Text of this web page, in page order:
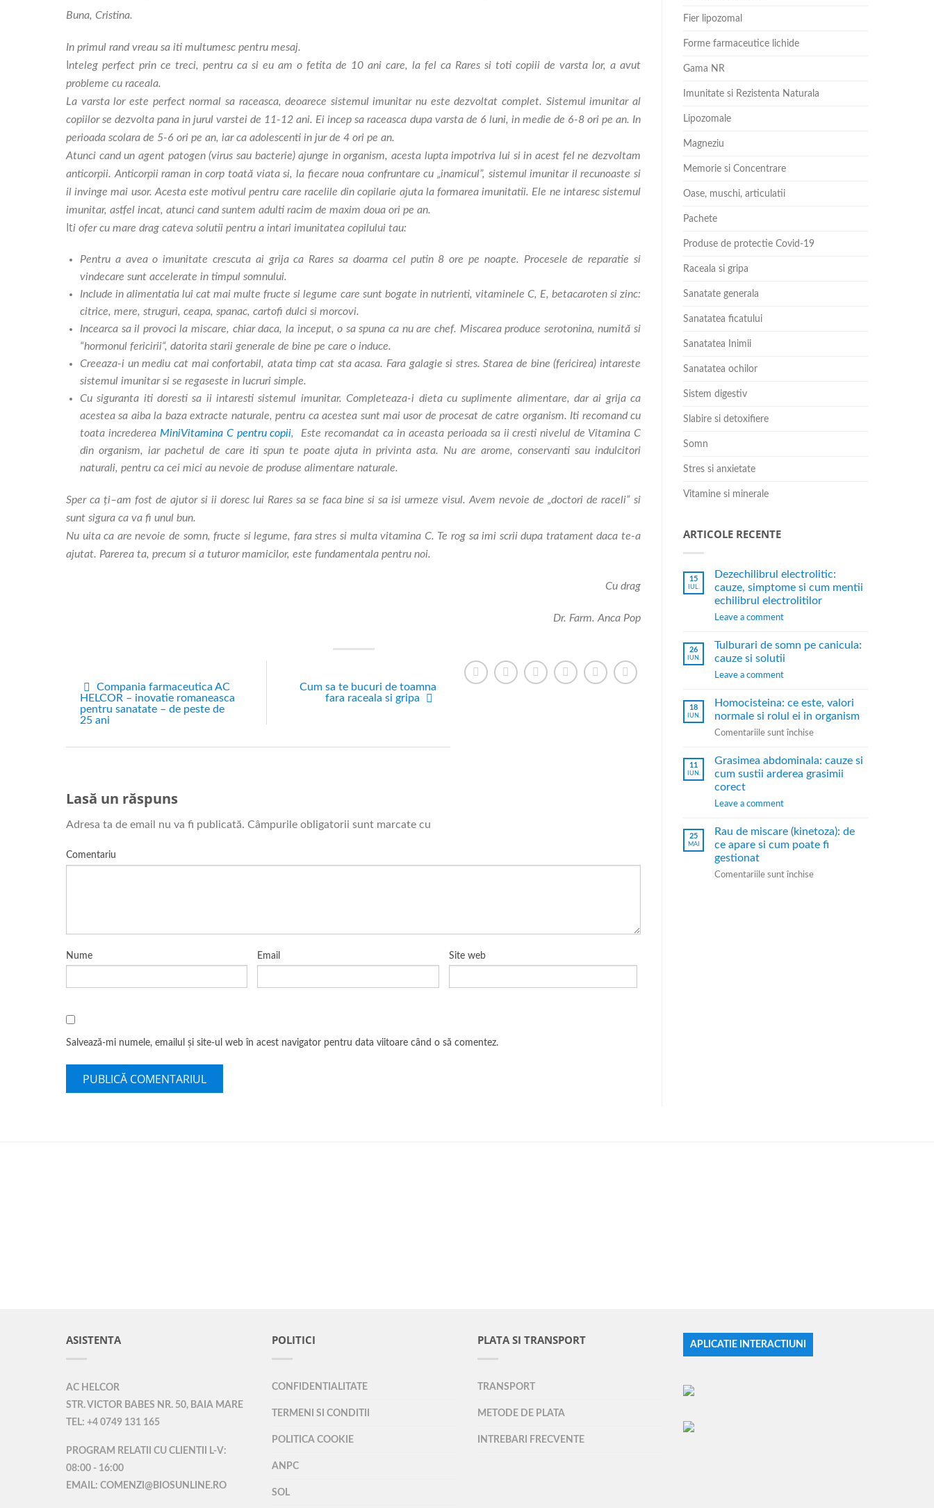
Buna, Cristina.
In primul rand vreau sa iti multumesc pentru mesaj.
Inteleg perfect prin ce treci, pentru ca si eu am o fetita de 10 ani care, la fel ca Rares si toti copiii de varsta lor, a avut
probleme cu raceala.
La varsta lor este perfect normal sa raceasca, deoarece sistemul imunitar nu este dezvoltat complet. Sistemul imunitar al
copiilor se dezvolta pana in jurul varstei de 11-12 ani. Ei incep sa raceasca dupa varsta de 6 luni, in medie de 6-8 ori pe an. In
perioada scolara de 5-6 ori pe an, iar ca adolescenti in jur de 4 ori pe an.
Atunci cand un agent patogen (virus sau bacterie) ajunge in organism, acesta lupta impotriva lui si in acest fel ne dezvoltam
anticorpii. Anticorpii raman in corp toată viata si, la fiecare noua confruntare cu „inamicul”, sistemul imunitar il recunoaste si
il invinge mai usor. Acesta este motivul pentru care racelile din copilarie ajuta la formarea imunitatii. Ele ne intaresc sistemul
imunitar, astfel incat, atunci cand suntem adulti racim de maxim doua ori pe an.
Iti ofer cu mare drag cateva solutii pentru a intari imunitatea copilului tau:
Pentru a avea o imunitate crescuta ai grija ca Rares sa doarma cel putin 8 ore pe noapte. Procesele de reparatie si
vindecare sunt accelerate in timpul somnului.
Include in alimentatia luicat mai multe fructe si legume care sunt bogate in nutrienti, vitaminele C, E, betacaroten si zinc:
citrice, mere, struguri, ceapa, spanac, cartofi dulci si morcovi.
Incearca sa il provoci la miscare, chiar daca, la inceput, o sa spuna ca nu are chef. Miscarea produce serotonina, numită si
“hormonul fericirii“, datorita starii generale de bine pe care o induce.
Creeaza-i un mediu cat mai confortabil, atata timp cat sta acasa. Fara galagie si stres. Starea de bine (fericirea) intareste
sistemul imunitar si se regaseste in lucruri simple.
Cu siguranta iti doresti sa ii intaresti sistemul imunitar. Completeaza-i dieta cu suplimente alimentare, dar ai grija ca
acestea sa aiba la baza extracte naturale, pentru ca acestea sunt mai usor de procesat de catre organism. Iti recomand cu
toata increderea MiniVitamina C pentru copii, Este recomandat ca in aceasta perioada sa ii cresti nivelul de Vitamina C
din organism, iar pachetul de care iti spun te poate ajuta in privinta asta. Nu are arome, conservanti sau indulcitori
naturali, pentru ca cei mici au nevoie de produse alimentare naturale.
Sper ca ţi–am fost de ajutor si ii doresc lui Rares sa se faca bine si sa isi urmeze visul. Avem nevoie de „doctori de raceli” si
sunt sigura ca va fi unul bun.
Nu uita ca are nevoie de somn, fructe si legume, fara stres si multa vitamina C. Te rog sa imi scrii dupa tratament daca te-a
ajutat. Parerea ta, precum si a tuturor mamicilor, este fundamentala pentru noi.
Cu drag
Dr. Farm. Anca Pop
Compania farmaceutica AC
HELCOR – inovatie romaneasca
pentru sanatate – de peste de
25 ani
Cum sa te bucuri de toamna
fara raceala si gripa
Lasă un răspuns
Adresa ta de email nu va fi publicată. Câmpurile obligatorii sunt marcate cu
Comentariu
Nume Email Site web
Salvează-mi numele, emailul și site-ul web în acest navigator pentru data viitoare când o să comentez.
Fier lipozomal
Forme farmaceutice lichide
Gama NR
Imunitate si Rezistenta Naturala
Lipozomale
Magneziu
Memorie si Concentrare
Oase, muschi, articulatii
Pachete
Produse de protectie Covid-19
Raceala si gripa
Sanatate generala
Sanatatea ficatului
Sanatatea Inimii
Sanatatea ochilor
Sistem digestiv
Slabire si detoxifiere
Somn
Stres si anxietate
Vitamine si minerale
ARTICOLE RECENTE
15
IUL.
Dezechilibrul electrolitic:
cauze, simptome si cum mentii
echilibrul electrolitilor
Leave a comment
26
IUN.
Tulburari de somn pe canicula:
cauze si solutii
Leave a comment
18
IUN.
Homocisteina: ce este, valori
normale si rolul ei in organism
Comentariile sunt închise
11
IUN.
Grasimea abdominala: cauze si
cum sustii arderea grasimii
corect
Leave a comment
25
MAI
Rau de miscare (kinetoza): de
ce apare si cum poate fi
gestionat
Comentariile sunt închise
ASISTENTA
AC HELCOR
STR. VICTOR BABES NR. 50, BAIA MARE
TEL: +4 0749 131 165
PROGRAM RELATII CU CLIENTII L-V:
08:00 - 16:00
EMAIL: COMENZI@BIOSUNLINE.RO
POLITICI
CONFIDENTIALITATE
TERMENI SI CONDITII
POLITICA COOKIE
ANPC
SOL
PLATA SI TRANSPORT
TRANSPORT
METODE DE PLATA
INTREBARI FRECVENTE
APLICATIE INTERACTIUNI